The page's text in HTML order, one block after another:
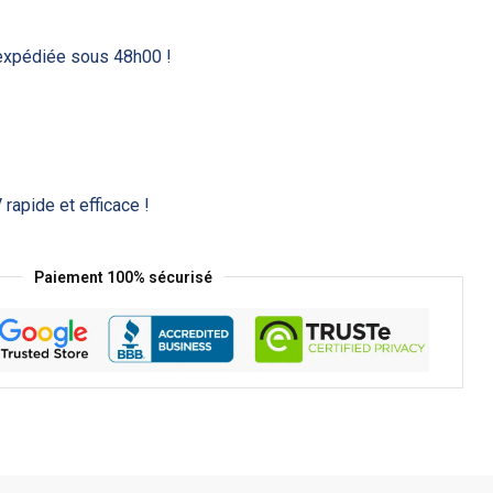
sous 48h00 !
rapide et efficace !
Paiement 100% sécurisé